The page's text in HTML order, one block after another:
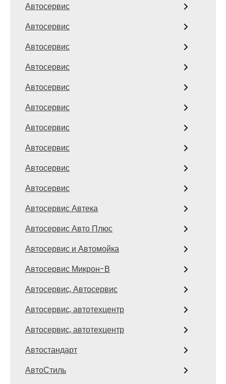
Автосервис
Автосервис
Автосервис
Автосервис
Автосервис
Автосервис
Автосервис
Автосервис
Автосервис
Автосервис
Автосервис Автека
Автосервис Авто Плюс
Автосервис и Автомойка
Автосервис Микрон-В
Автосервис, Автосервис
Автосервис, автотехцентр
Автосервис, автотехцентр
Автостандарт
АвтоСтиль